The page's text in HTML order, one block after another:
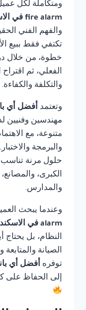
ومتكاملة لكل
fire alarm في الاسكندرية
والفهم الفني
تكتفي فقط ببيع
خطوة، من خلال
الفعلي، ثم
والتكلفة والكفاءة.
وتعتمد أفضل أي
مهندسين وفنيين
متنوعة، مع
والبرمجة
حلول مرنة
الكبرى،
والمدارس.
وعندما يبحث
alarm في الاسكندرية
النظام، بل
الصيانة
توفره أفضل أي
إلى الحفاظ على